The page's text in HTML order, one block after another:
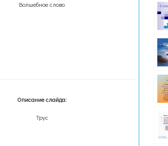
Волшебное слово
Описание слайда:
Трус